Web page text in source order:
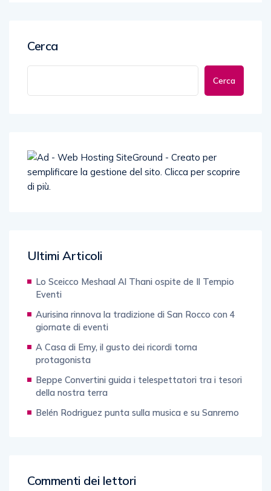
Cerca
Cerca
Ultimi Articoli
Lo Sceicco Meshaal Al Thani ospite de Il Tempio
Eventi
Aurisina rinnova la tradizione di San Rocco con 4
giornate di eventi
A Casa di Emy, il gusto dei ricordi torna
protagonista
Beppe Convertini guida i telespettatori tra i tesori
della nostra terra
Belén Rodriguez punta sulla musica e su Sanremo
Commenti dei lettori